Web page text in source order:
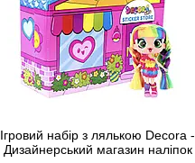
Ігровий набір з лялькою Decora -
Дизайнерський магазин наліпок